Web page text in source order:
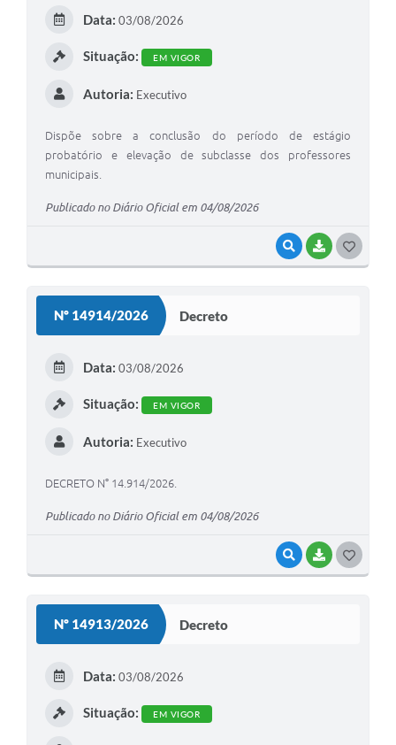
VISUALIZAR
BAIXAR
Data: 03/08/2026
Situação: EM VIGOR
Autoria: Executivo
Dispõe sobre a conclusão do período de estágio
probatório e elevação de subclasse dos professores
municipais.
Publicado no Diário Oficial em 04/08/2026
Nº 14914/2026 Decreto
VISUALIZAR
BAIXAR
Data: 03/08/2026
Situação: EM VIGOR
Autoria: Executivo
DECRETO N° 14.914/2026.
Publicado no Diário Oficial em 04/08/2026
Nº 14913/2026 Decreto
Data: 03/08/2026
Situação: EM VIGOR